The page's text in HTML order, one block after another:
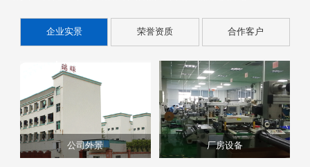
企业实景 荣誉资质 合作客户
公司外景 厂房设备